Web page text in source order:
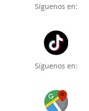
Síguenos en:
Síguenos en: